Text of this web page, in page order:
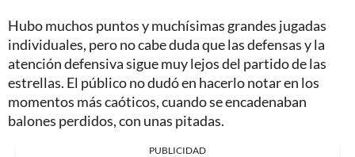
Hubo muchos puntos y muchísimas grandes jugadas
individuales, pero no cabe duda que las defensas y la
atención defensiva sigue muy lejos del partido de las
estrellas. El público no dudó en hacerlo notar en los
momentos más caóticos, cuando se encadenaban
balones perdidos, con unas pitadas.
PUBLICIDAD